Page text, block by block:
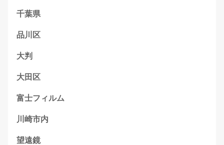
千葉県
品川区
大判
大田区
富士フィルム
川崎市内
望遠鏡